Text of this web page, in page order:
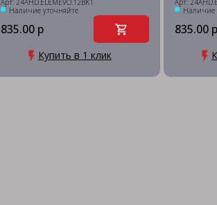
Арт: 24AHD.ELEMEVO.12BK1
Наличие уточняйте
835.00 р
Купить в 1 клик
Арт:
Наличие
835.00 р